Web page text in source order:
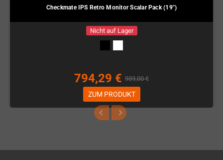
Checkmate IPS Retro Monitor Scalar Pack (19")
Nicht auf Lager
794,29 € 939,00 €
ZUM PRODUKT